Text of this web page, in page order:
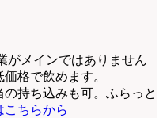
がメインではありません
格で飲めます。
持ち込みも可。ふらっと
こちらから